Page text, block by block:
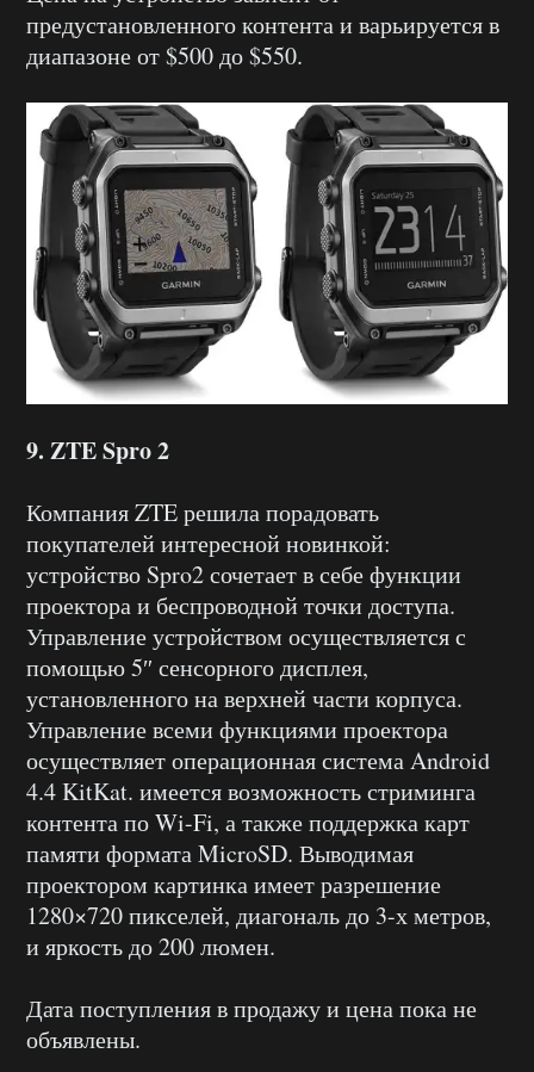
предустановленного контента и варьируется в
диапазоне от $500 до $550.
9. ZTE Spro 2
Компания ZTE решила порадовать
покупателей интересной новинкой:
устройство Spro2 сочетает в себе функции
проектора и беспроводной точки доступа.
Управление устройством осуществляется с
помощью 5″ сенсорного дисплея,
установленного на верхней части корпуса.
Управление всеми функциями проектора
осуществляет операционная система Android
4.4 KitKat. имеется возможность стриминга
контента по Wi-Fi, а также поддержка карт
памяти формата MicroSD. Выводимая
проектором картинка имеет разрешение
1280×720 пикселей, диагональ до 3-х метров,
и яркость до 200 люмен.
Дата поступления в продажу и цена пока не
объявлены.